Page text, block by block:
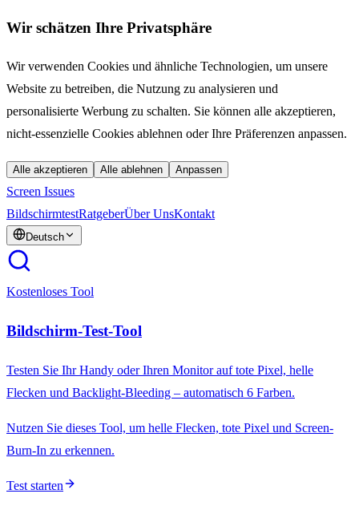
Wir schätzen Ihre Privatsphäre
Wir verwenden Cookies und ähnliche Technologien, um unsere
Website zu betreiben, die Nutzung zu analysieren und
personalisierte Werbung zu schalten. Sie können alle akzeptieren,
nicht-essenzielle Cookies ablehnen oder Ihre Präferenzen anpassen.
Alle akzeptieren Alle ablehnen Anpassen
Screen Issues
BildschirmtestRatgeberÜber UnsKontakt
Deutsch
Kostenloses Tool
Bildschirm-Test-Tool
Testen Sie Ihr Handy oder Ihren Monitor auf tote Pixel, helle
Flecken und Backlight-Bleeding – automatisch 6 Farben.
Nutzen Sie dieses Tool, um helle Flecken, tote Pixel und Screen-
Burn-In zu erkennen.
Test starten